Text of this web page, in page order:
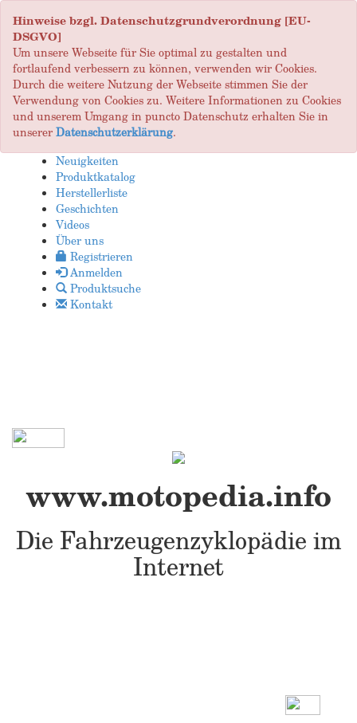
Hinweise bzgl. Datenschutzgrundverordnung [EU-
DSGVO]
Um unsere Webseite für Sie optimal zu gestalten und
fortlaufend verbessern zu können, verwenden wir Cookies.
Durch die weitere Nutzung der Webseite stimmen Sie der
Verwendung von Cookies zu. Weitere Informationen zu Cookies
und unserem Umgang in puncto Datenschutz erhalten Sie in
unsererDatenschutzerklärung.
Neuigkeiten
Produktkatalog
Herstellerliste
Geschichten
Videos
Über uns
Registrieren
Anmelden
Produktsuche
Kontakt
www.motopedia.info
Die Fahrzeugenzyklopädie im
Internet